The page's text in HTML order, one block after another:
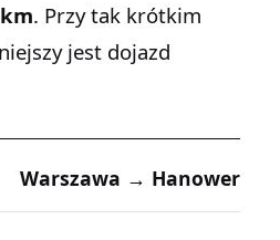
. Przy tak krótkim
jest dojazd
Warszawa → Hanower